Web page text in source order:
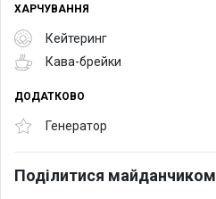
ХАРЧУВАННЯ
Кейтеринг
Кава-брейки
ДОДАТКОВО
Генератор
Поділитися майданчиком